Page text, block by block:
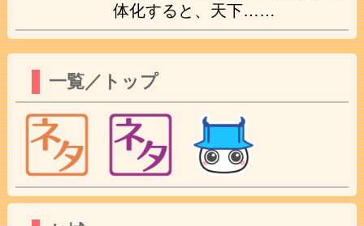
体化すると、天下……
一覧／トップ